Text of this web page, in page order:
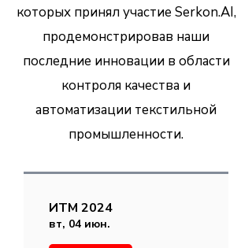
которых принял участие Serkon.AI,
продемонстрировав наши
последние инновации в области
контроля качества и
автоматизации текстильной
промышленности.
ИТМ 2024
вт, 04 июн.